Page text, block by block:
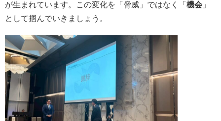
が生まれています。この変化を「脅威」ではなく「 機会 」
として掴んでいきましょう。